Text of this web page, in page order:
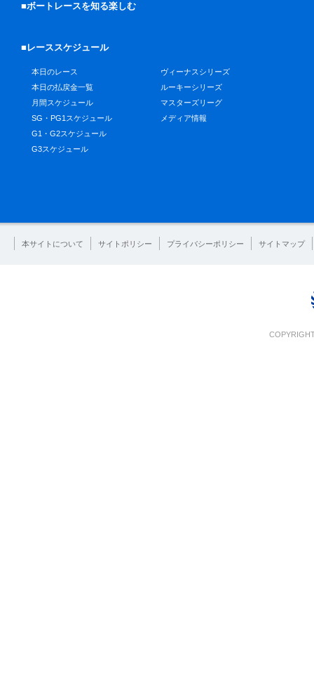
■ボートレースを知る楽しむ
■レーススケジュール
本日のレース
本日の払戻金一覧
月間スケジュール
SG・PG1スケジュール
G1・G2スケジュール
G3スケジュール
ヴィーナスシリーズ
ルーキーシリーズ
マスターズリーグ
メディア情報
本サイトについて サイトポリシー プライバシーポリシー サイトマップ